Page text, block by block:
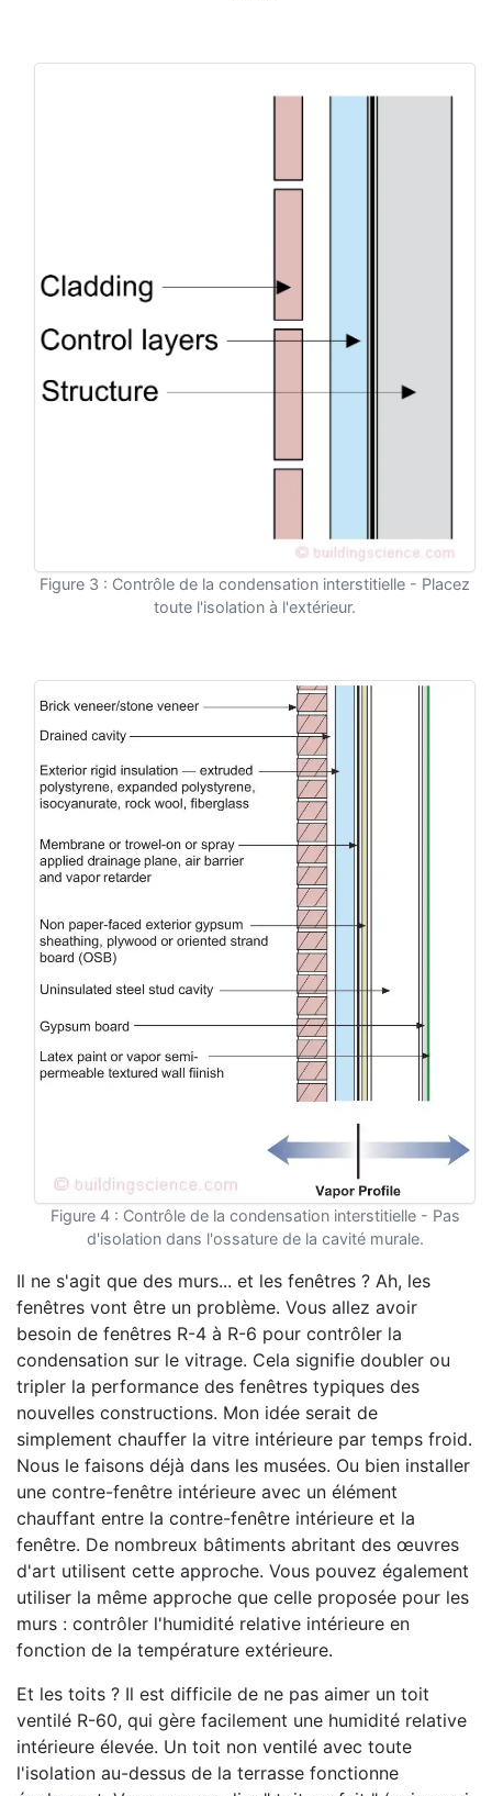
Figure 3 : Contrôle de la condensation interstitielle - Placez
toute l'isolation à l'extérieur.
Figure 4 : Contrôle de la condensation interstitielle - Pas
d'isolation dans l'ossature de la cavité murale.
Il ne s'agit que des murs... et les fenêtres ? Ah, les
fenêtres vont être un problème. Vous allez avoir
besoin de fenêtres R-4 à R-6 pour contrôler la
condensation sur le vitrage. Cela signifie doubler ou
tripler la performance des fenêtres typiques des
nouvelles constructions. Mon idée serait de
simplement chauffer la vitre intérieure par temps froid.
Nous le faisons déjà dans les musées. Ou bien installer
une contre-fenêtre intérieure avec un élément
chauffant entre la contre-fenêtre intérieure et la
fenêtre. De nombreux bâtiments abritant des œuvres
d'art utilisent cette approche. Vous pouvez également
utiliser la même approche que celle proposée pour les
murs : contrôler l'humidité relative intérieure en
fonction de la température extérieure.
Et les toits ? Il est difficile de ne pas aimer un toit
ventilé R-60, qui gère facilement une humidité relative
intérieure élevée. Un toit non ventilé avec toute
l'isolation au-dessus de la terrasse fonctionne